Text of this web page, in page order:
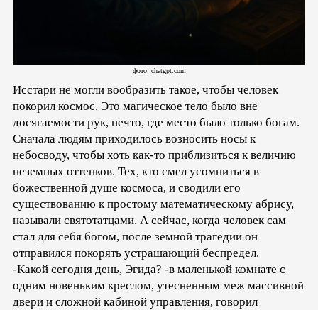
фото: chatgpt.com
Исстари не могли вообразить такое, чтобы человек
покорил космос. Это магическое тело было вне
досягаемости рук, нечто, где место было только богам.
Сначала людям приходилось возносить носы к
небосводу, чтобы хоть как-то приблизиться к величию
неземных оттенков. Тех, кто смел усомниться в
божественной душе космоса, и сводили его
существованию к простому математическому абрису,
называли святотатцами. А сейчас, когда человек сам
стал для себя богом, после земной трагедии он
отправился покорять устрашающий беспредел.
-Какой сегодня день, Эгида? -в маленькой комнате с
одним новеньким креслом, утесненным меж массивной
двери и сложной кабиной управления, говорил